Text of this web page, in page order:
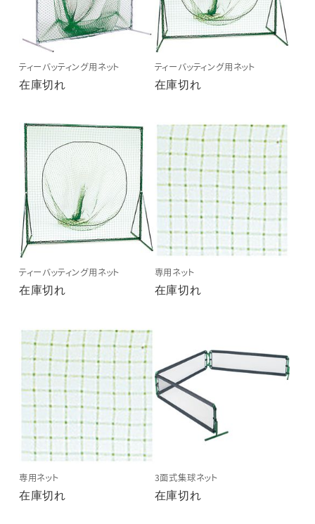
ティーバッティング用ネット
在庫切れ
ティーバッティング用ネット
在庫切れ
ティーバッティング用ネット
在庫切れ
専用ネット
在庫切れ
専用ネット
在庫切れ
3面式集球ネット
在庫切れ